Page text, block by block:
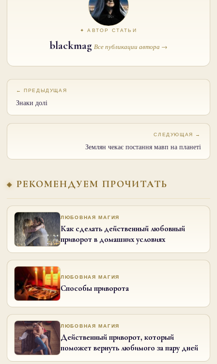
✦ АВТОР СТАТЬИ
blackmag Все публикации автора →
← ПРЕДЫДУЩАЯ
Знаки долі
СЛЕДУЮЩАЯ →
Землян чекає постання мавп на планеті
РЕКОМЕНДУЕМ ПРОЧИТАТЬ
ЛЮБОВНАЯ МАГИЯ
Как сделать действенный любовный
приворот в домашних условиях
ЛЮБОВНАЯ МАГИЯ
Способы приворота
ЛЮБОВНАЯ МАГИЯ
Действенный приворот, который
поможет вернуть любимого за пару дней